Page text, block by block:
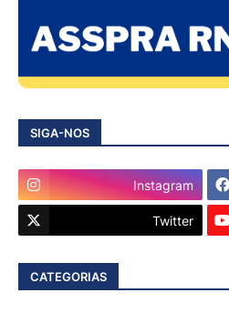
SIGA-NOS
Instagram
Twitter
CATEGORIAS